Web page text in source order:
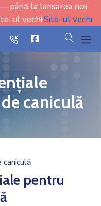
până la lansarea noii
ul vechi.Site-ul vechi
icon cauta
caniculă
caniculă
pentru